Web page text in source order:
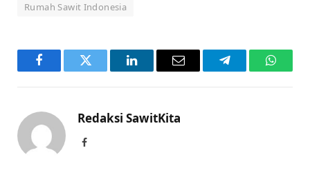
Rumah Sawit Indonesia
FacebookTwitter LinkedInEmail Telegram
Redaksi SawitKita
Facebook